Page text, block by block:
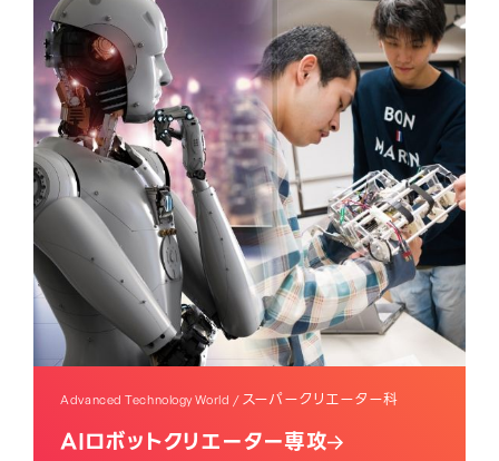
Advanced Technology World / スーパークリエーター科
AIロボットクリエーター専攻